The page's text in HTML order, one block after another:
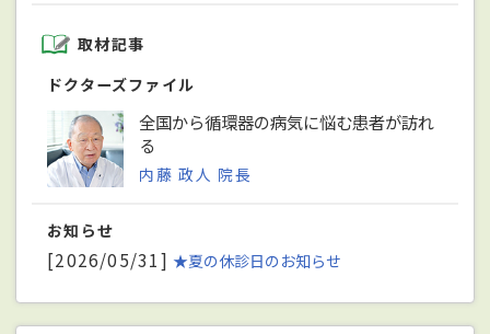
取材記事
ドクターズファイル
全国から循環器の病気に悩む患者が訪れ
る
内藤 政人 院長
お知らせ
[2026/05/31] ★夏の休診日のお知らせ